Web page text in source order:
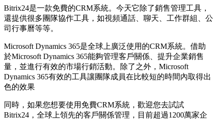
Bitrix24是一款免費的CRM系統。今天它除了銷售管理工具，
還提供很多團隊協作工具，如視頻通話、聊天、工作群組、公
司行事曆等等。
Microsoft Dynamics 365是全球上廣泛使用的CRM系統。借助
於Microsoft Dynamics 365能夠管理客戶關係、提升企業銷售
量，並進行有效的市場行銷活動。除了之外，Microsoft
Dynamics 365有效的工具讓團隊成員在比較短的時間內取得出
色的效果
同時，如果您想要使用免費CRM系統，歡迎您去試試
Bitrix24，全球上領先的客戶關係管理，目前超過1200萬家企